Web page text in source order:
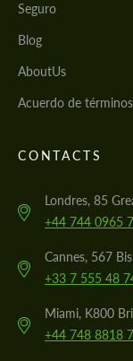
Seguro
Blog
AboutUs
Acuerdo de
CONTACTS
Londres, 85
+44 744 0965
Cannes, 567
+33 7 555 48
Miami, K800
+44 748 8818